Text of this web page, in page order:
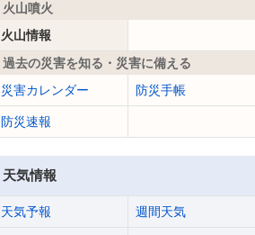
火山噴火
火山情報
過去の災害を知る・災害に備える
災害カレンダー
防災手帳
防災速報
天気情報
天気予報 週間天気